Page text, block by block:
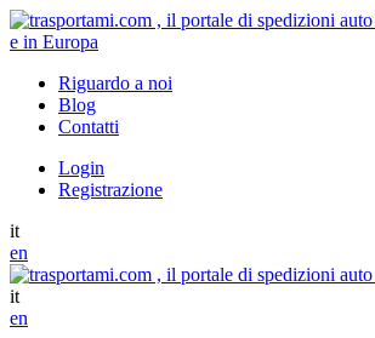
Riguardo a noi
Blog
Contatti
Login
Registrazione
it
en
it
en